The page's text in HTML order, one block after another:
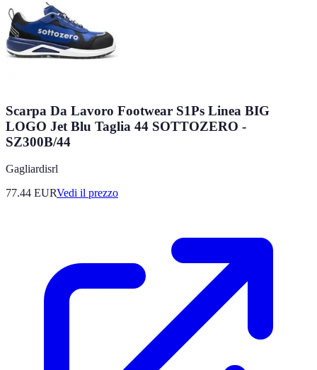
Scarpa Da Lavoro Footwear S1Ps Linea BIG
LOGO Jet Blu Taglia 44 SOTTOZERO -
SZ300B/44
Gagliardisrl
77.44 EURVedi il prezzo